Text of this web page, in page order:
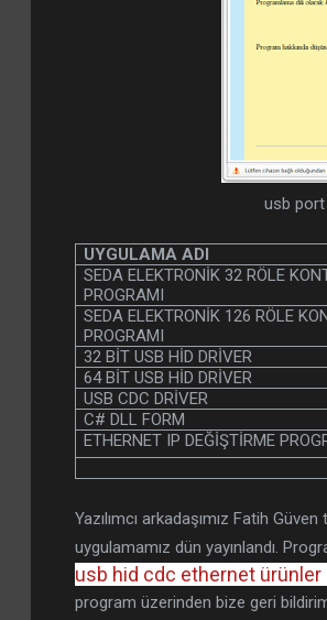
usb
UYGULAMA ADI
SEDA ELEKTRONİK 32 RÖLE
PROGRAMI
SEDA ELEKTRONİK 126 RÖLE
PROGRAMI
32 BİT USB HİD DRİVER
64 BİT USB HİD DRİVER
USB CDC DRİVER
C# DLL FORM
ETHERNET IP DEĞİŞTİRME
Yazılımcı arkadaşımız Fatih
uygulamamız dün yayınlandı.
usb hid cdc ethernet ürünler
program üzerinden bize geri